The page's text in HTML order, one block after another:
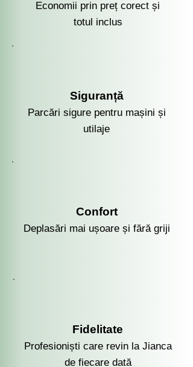
Economii prin preț corect și
totul inclus
Siguranță
Parcări sigure pentru mașini și
utilaje
Confort
Deplasări mai ușoare și fără griji
Fidelitate
Profesioniști care revin la Jianca
de fiecare dată